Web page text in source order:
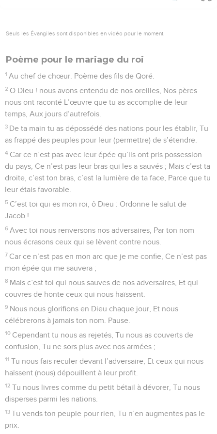
Seuls les Évangiles sont disponibles en vidéo pour le moment.
Poème pour le mariage du roi
1 Au chef de chœur. Poème des fils de Qoré.
2 O Dieu ! nous avons entendu de nos oreilles, Nos pères
nous ont raconté L’œuvre que tu as accomplie de leur
temps, Aux jours d’autrefois.
3 De ta main tu as dépossédé des nations pour les établir, Tu
as frappé des peuples pour leur (permettre) de s’étendre.
4 Car ce n’est pas avec leur épée qu’ils ont pris possession
du pays, Ce n’est pas leur bras qui les a sauvés ; Mais c’est ta
droite, c’est ton bras, c’est la lumière de ta face, Parce que tu
leur étais favorable.
5 C’est toi qui es mon roi, ô Dieu : Ordonne le salut de
Jacob !
6 Avec toi nous renversons nos adversaires, Par ton nom
nous écrasons ceux qui se lèvent contre nous.
7 Car ce n’est pas en mon arc que je me confie, Ce n’est pas
mon épée qui me sauvera ;
8 Mais c’est toi qui nous sauves de nos adversaires, Et qui
couvres de honte ceux qui nous haïssent.
9 Nous nous glorifions en Dieu chaque jour, Et nous
célébrerons à jamais ton nom. Pause.
10 Cependant tu nous as rejetés, Tu nous as couverts de
confusion, Tu ne sors plus avec nos armées ;
11 Tu nous fais reculer devant l’adversaire, Et ceux qui nous
haïssent (nous) dépouillent à leur profit.
12 Tu nous livres comme du petit bétail à dévorer, Tu nous
disperses parmi les nations.
13 Tu vends ton peuple pour rien, Tu n’en augmentes pas le
prix.